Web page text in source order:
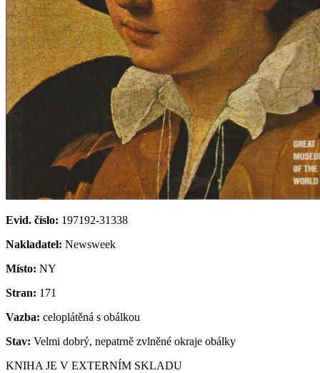
Evid. číslo: 197192-31338
Nakladatel: Newsweek
Místo: NY
Stran: 171
Vazba: celoplátěná s obálkou
Stav: Velmi dobrý, nepatrně zvlněné okraje obálky
KNIHA JE V EXTERNÍM SKLADU